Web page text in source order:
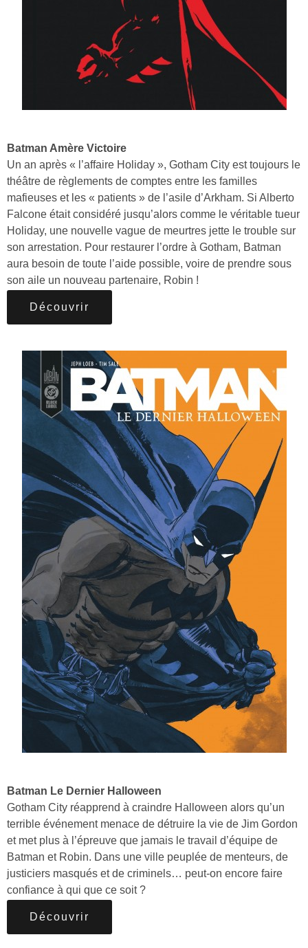
Batman Amère Victoire
Un an après « l’affaire Holiday », Gotham City est toujours le
théâtre de règlements de comptes entre les familles
mafieuses et les « patients » de l’asile d’Arkham. Si Alberto
Falcone était considéré jusqu’alors comme le véritable tueur
Holiday, une nouvelle vague de meurtres jette le trouble sur
son arrestation. Pour restaurer l’ordre à Gotham, Batman
aura besoin de toute l’aide possible, voire de prendre sous
son aile un nouveau partenaire, Robin !
Découvrir
Batman Le Dernier Halloween
Gotham City réapprend à craindre Halloween alors qu’un
terrible événement menace de détruire la vie de Jim Gordon
et met plus à l’épreuve que jamais le travail d’équipe de
Batman et Robin. Dans une ville peuplée de menteurs, de
justiciers masqués et de criminels… peut-on encore faire
confiance à qui que ce soit ?
Découvrir